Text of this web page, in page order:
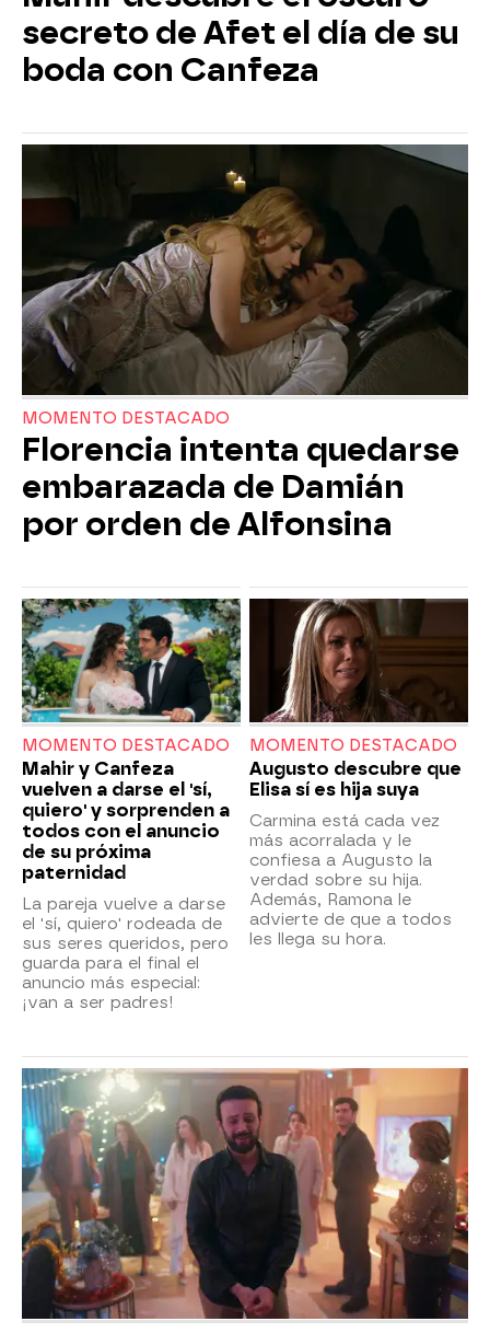
secreto de Afet el día de su
boda con Canfeza
MOMENTO DESTACADO
Florencia intenta quedarse
embarazada de Damián
por orden de Alfonsina
MOMENTO DESTACADO
Mahir y Canfeza
vuelven a darse el 'sí,
quiero' y sorprenden a
todos con el anuncio
de su próxima
paternidad
La pareja vuelve a darse
el 'sí, quiero' rodeada de
sus seres queridos, pero
guarda para el final el
anuncio más especial:
¡van a ser padres!
MOMENTO DESTACADO
Augusto descubre que
Elisa sí es hija suya
Carmina está cada vez
más acorralada y le
confiesa a Augusto la
verdad sobre su hija.
Además, Ramona le
advierte de que a todos
les llega su hora.